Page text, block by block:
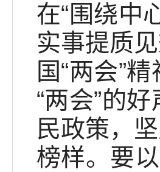
在“围绕中
实事提质
国“两会”
“两会”的
民政策，
榜样。要